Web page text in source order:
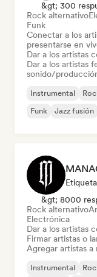
&gt; 300
Rock alternativo
Funk
Conectar a los
presentarse en
Dar a los artistas
Dar a los artistas
sonido/
Instrumental
Funk
Jazz fusión
&gt; 8000
Rock alternativo
Electrónica
Dar a los artistas
Firmar artistas o
Agregar artistas
Instrumental